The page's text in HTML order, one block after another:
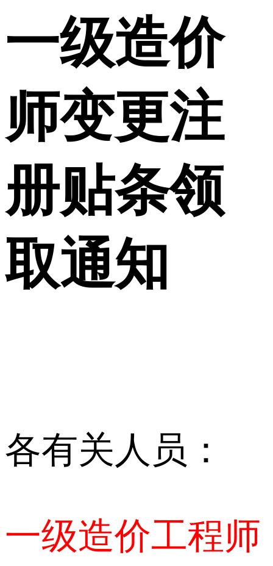
一级造价
师变更注
册贴条领
取通知
各有关人员：
一级造价工程师